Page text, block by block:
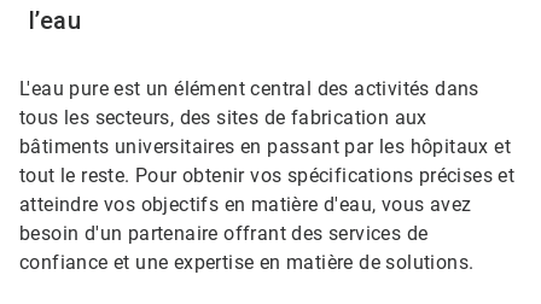
l’eau
L'eau pure est un élément central des activités dans
tous les secteurs, des sites de fabrication aux
bâtiments universitaires en passant par les hôpitaux et
tout le reste. Pour obtenir vos spécifications précises et
atteindre vos objectifs en matière d'eau, vous avez
besoin d'un partenaire offrant des services de
confiance et une expertise en matière de solutions.